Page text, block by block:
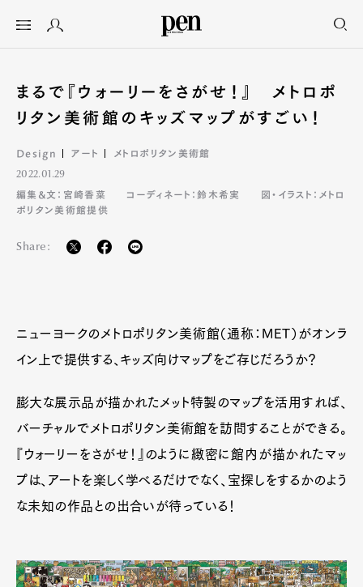
まるで『ウォーリーをさがせ！』 メトロポ
リタン美術館のキッズマップがすごい！
Design アート メトロポリタン美術館
2022.01.29
編集&文：宮崎香菜
コーディネート：鈴木希実
図・イラスト：メトロ
ポリタン美術館提供
Share:
ニューヨークのメトロポリタン美術館（通称：MET）がオンラ
イン上で提供する、キッズ向けマップをご存じだろうか？
膨大な展示品が描かれたメット特製のマップを活用すれば、
バーチャルでメトロポリタン美術館を訪問することができる。
『ウォーリーをさがせ！』のように緻密に館内が描かれたマッ
プは、アートを楽しく学べるだけでなく、宝探しをするかのよう
な未知の作品との出合いが待っている！